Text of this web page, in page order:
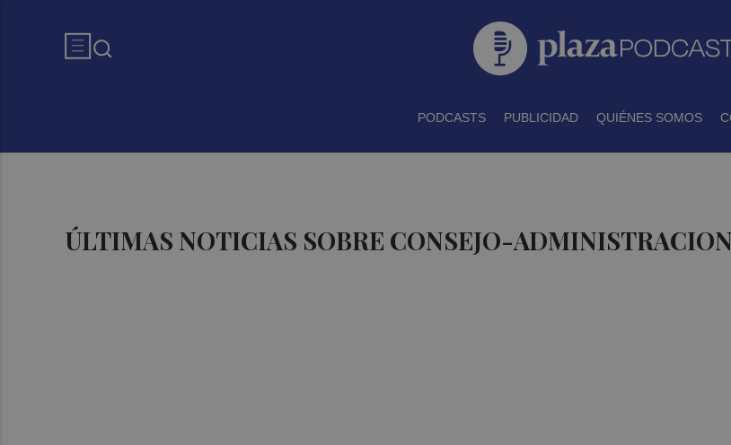
PODCASTS PUBLICIDAD QUIÉNES SOMOS
ÚLTIMAS NOTICIAS SOBRE CONSEJO-